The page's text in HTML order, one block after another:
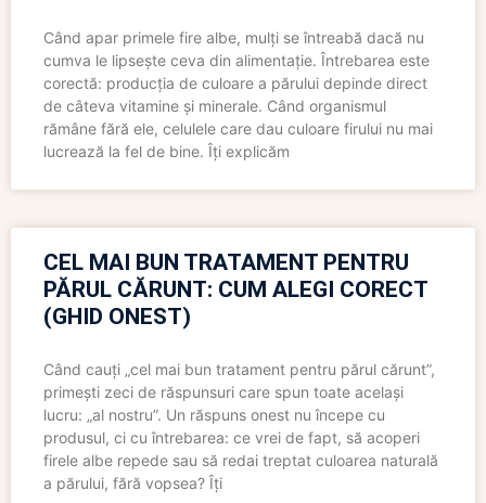
Când apar primele fire albe, mulți se întreabă dacă nu
cumva le lipsește ceva din alimentație. Întrebarea este
corectă: producția de culoare a părului depinde direct
de câteva vitamine și minerale. Când organismul
rămâne fără ele, celulele care dau culoare firului nu mai
lucrează la fel de bine. Îți explicăm
CEL MAI BUN TRATAMENT PENTRU
PĂRUL CĂRUNT: CUM ALEGI CORECT
(GHID ONEST)
Când cauți „cel mai bun tratament pentru părul cărunt”,
primești zeci de răspunsuri care spun toate același
lucru: „al nostru”. Un răspuns onest nu începe cu
produsul, ci cu întrebarea: ce vrei de fapt, să acoperi
firele albe repede sau să redai treptat culoarea naturală
a părului, fără vopsea? Îți